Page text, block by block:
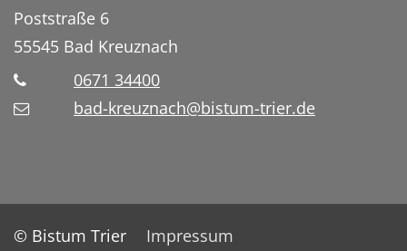
Poststraße 6
55545 Bad Kreuznach
0671 34400
bad-kreuznach@bistum-trier.de
© Bistum Trier
Impressum